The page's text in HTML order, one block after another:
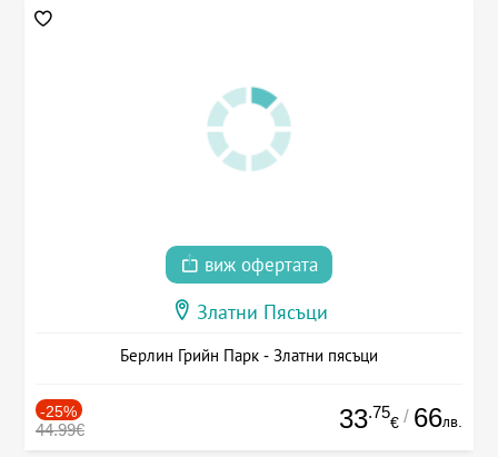
виж офертата
Златни Пясъци
Берлин Грийн Парк - Златни пясъци
-25%
44.99€ 33.75
€ / 66лв.